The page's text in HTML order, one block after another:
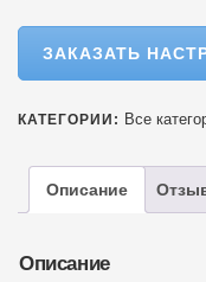
ЗАКАЗАТЬ
КАТЕГОРИИ: Все
Описание
Описание